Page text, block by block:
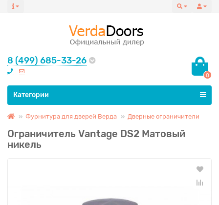
8 (499) 685-33-26
0
Все категории
Категории
Фурнитура для дверей Верда Дверные ограничители
Ограничитель Vantage DS2 Матовый
никель